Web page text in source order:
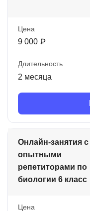
Цена
9 000 ₽
Длительность
2 месяца
Онлайн-занятия с
опытными
репетиторами по
биологии 6 класс
Цена